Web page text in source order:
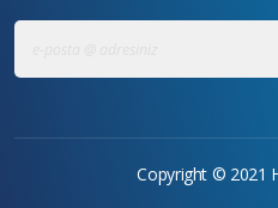
Copyright © 2021